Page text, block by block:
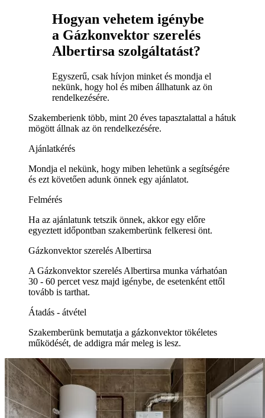
Hogyan vehetem igénybe
a Gázkonvektor szerelés
Albertirsa szolgáltatást?
Egyszerű, csak hívjon minket és mondja el
nekünk, hogy hol és miben állhatunk az ön
rendelkezésére.
Szakemberienk több, mint 20 éves tapasztalattal a hátuk
mögött állnak az ön rendelkezésére.
Ajánlatkérés
Mondja el nekünk, hogy miben lehetünk a segítségére
és ezt követően adunk önnek egy ajánlatot.
Felmérés
Ha az ajánlatunk tetszik önnek, akkor egy előre
egyeztett időpontban szakemberünk felkeresi önt.
Gázkonvektor szerelés Albertirsa
A Gázkonvektor szerelés Albertirsa munka várhatóan
30 - 60 percet vesz majd igénybe, de esetenként ettől
tovább is tarthat.
Átadás - átvétel
Szakemberünk bemutatja a gázkonvektor tökéletes
működését, de addigra már meleg is lesz.